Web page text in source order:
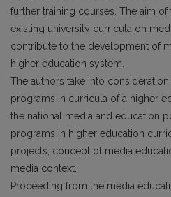
further training courses. The aim
existing university curricula on
contribute to the development of
higher education system.
The authors take into
programs in curricula of a higher
the national media and education
programs in higher education
projects; concept of media
media context.
Proceeding from the media